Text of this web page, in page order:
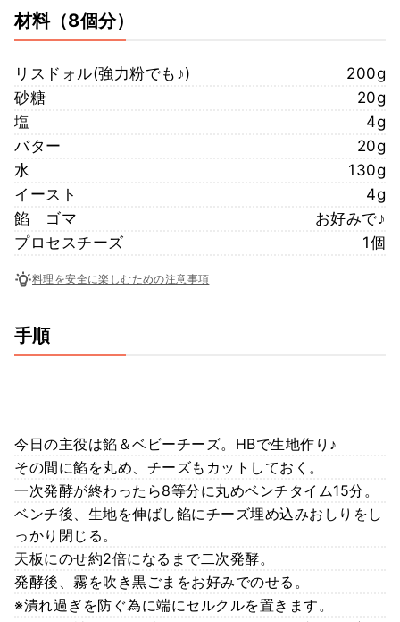
材料（8個分）
リスドォル(強力粉でも♪)
200g
砂糖
20g
塩
4g
バター
20g
水
130g
イースト
4g
餡 ゴマ
お好みで♪
プロセスチーズ
1個
料理を安全に楽しむための注意事項
手順
今日の主役は餡＆ベビーチーズ。HBで生地作り♪
その間に餡を丸め、チーズもカットしておく。
一次発酵が終わったら8等分に丸めベンチタイム15分。
ベンチ後、生地を伸ばし餡にチーズ埋め込みおしりをし
っかり閉じる。
天板にのせ約2倍になるまで二次発酵。
発酵後、霧を吹き黒ごまをお好みでのせる。
※潰れ過ぎを防ぐ為に端にセルクルを置きます。